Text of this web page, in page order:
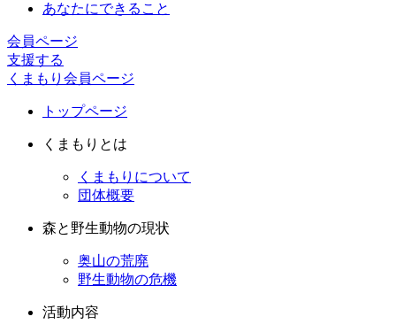
あなたにできること
会員ページ
支援する
くまもり会員ページ
トップページ
くまもりとは
くまもりについて
団体概要
森と野生動物の現状
奥山の荒廃
野生動物の危機
活動内容